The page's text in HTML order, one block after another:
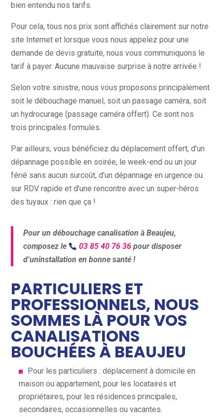
bien entendu nos tarifs.
Pour cela, tous nos prix sont affichés clairement sur notre
site Internet et lorsque vous nous appelez pour une
demande de devis gratuite, nous vous communiquons le
tarif à payer. Aucune mauvaise surprise à notre arrivée !
Selon votre sinistre, nous vous proposons principalement
soit le débouchage manuel, soit un passage caméra, soit
un hydrocurage (passage caméra offert). Ce sont nos
trois principales formules.
Par ailleurs, vous bénéficiez du déplacement offert, d’un
dépannage possible en soirée, le week-end ou un jour
férié sans aucun surcoût, d’un dépannage en urgence ou
sur RDV rapide et d’une rencontre avec un super-héros
des tuyaux : rien que ça !
Pour un débouchage canalisation à Beaujeu,
composez le
03 85 40 76 36 pour disposer
d’uninstallation en bonne santé !
PARTICULIERS ET
PROFESSIONNELS, NOUS
SOMMES LÀ POUR VOS
CANALISATIONS
BOUCHÉES À BEAUJEU
Pour les particuliers : déplacement à domicile en
maison ou appartement, pour les locataires et
propriétaires, pour les résidences principales,
secondaires, occasionnelles ou vacantes.